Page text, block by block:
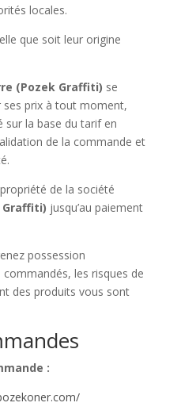
locales.
que soit leur origine
(Pozek Graffiti) se
prix à tout moment,
sur la base du tarif en
de la commande et
de la société
Graffiti) jusqu’au paiement
possession
les risques de
des produits vous sont
: